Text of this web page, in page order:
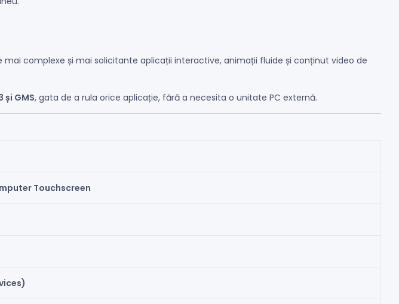
mai complexe și mai solicitante aplicații interactive, animații fluide și conținut video de
și GMS, gata de a rula orice aplicație, fără a necesita o unitate PC externă.
Touchscreen